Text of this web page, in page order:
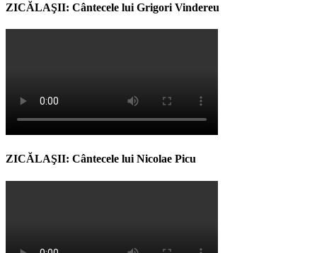
ZICĂLAŞII: Cântecele lui Grigori Vindereu
ZICĂLAŞII: Cântecele lui Nicolae Picu